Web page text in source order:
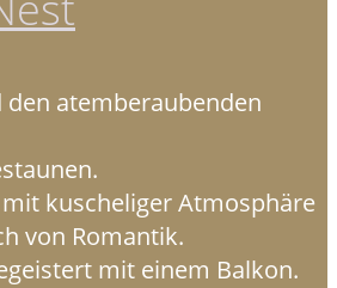
atemberaubenden
kuscheliger Atmosphäre
von Romantik.
mit einem Balkon.